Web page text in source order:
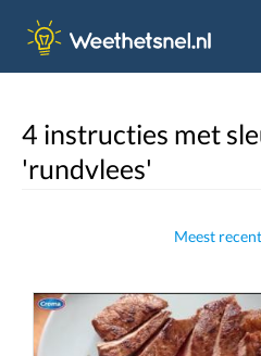
4 instructies met
'rundvlees'
Meest recent